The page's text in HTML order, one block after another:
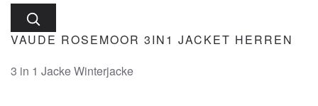
VAUDE ROSEMOOR 3IN1 JACKET HERREN
3 in 1 Jacke Winterjacke